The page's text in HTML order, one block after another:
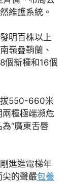
維護系統。
明百株以上
嶺疊鞘蘭、
個新種和16個
拔550-660米
兩種極端瀕危
“廣東舌唇
進進電梯年
尖的聲嚴包養